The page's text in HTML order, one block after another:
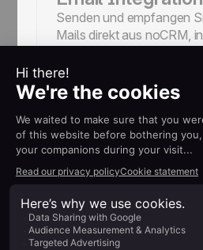
Senden und empfangen
Mails direkt aus noCRM,
verbinden.
WhatsApp
Verwalten und erstellen
in WhatsApp und
Interaktionen sofort in